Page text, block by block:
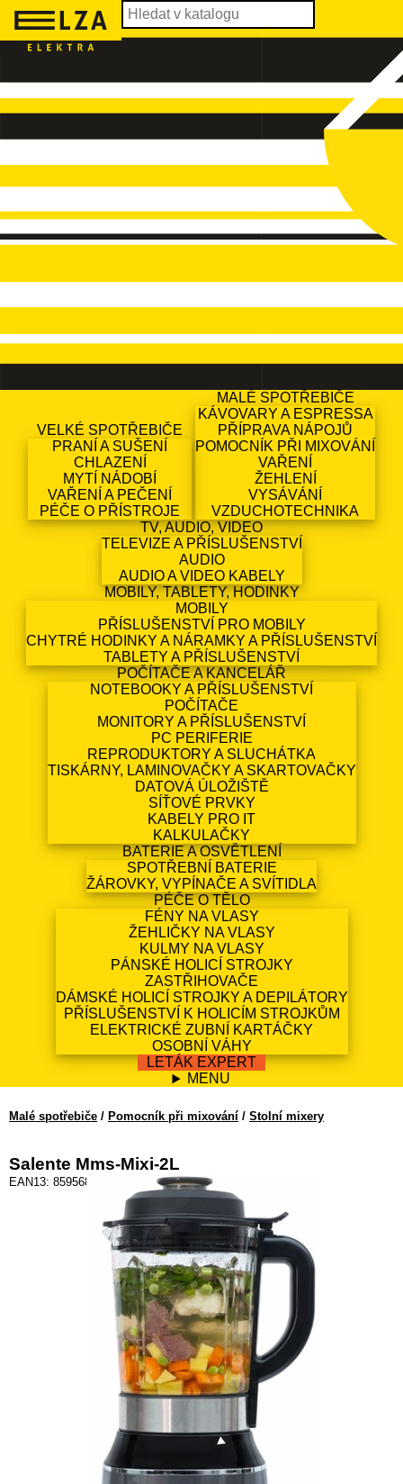
VELKÉ SPOTŘEBIČE
PRANÍ A SUŠENÍ
CHLAZENÍ
MYTÍ NÁDOBÍ
VAŘENÍ A PEČENÍ
PÉČE O PŘÍSTROJE
MALÉ SPOTŘEBIČE
KÁVOVARY A ESPRESSA
PŘÍPRAVA NÁPOJŮ
POMOCNÍK PŘI MIXOVÁNÍ
VAŘENÍ
ŽEHLENÍ
VYSÁVÁNÍ
VZDUCHOTECHNIKA
TV, AUDIO, VIDEO
TELEVIZE A PŘÍSLUŠENSTVÍ
AUDIO
AUDIO A VIDEO KABELY
MOBILY, TABLETY, HODINKY
MOBILY
PŘÍSLUŠENSTVÍ PRO MOBILY
CHYTRÉ HODINKY A NÁRAMKY A PŘÍSLUŠENSTVÍ
TABLETY A PŘÍSLUŠENSTVÍ
POČÍTAČE A KANCELÁŘ
NOTEBOOKY A PŘÍSLUŠENSTVÍ
POČÍTAČE
MONITORY A PŘÍSLUŠENSTVÍ
PC PERIFERIE
REPRODUKTORY A SLUCHÁTKA
TISKÁRNY, LAMINOVAČKY A SKARTOVAČKY
DATOVÁ ÚLOŽIŠTĚ
SÍŤOVÉ PRVKY
KABELY PRO IT
KALKULAČKY
BATERIE A OSVĚTLENÍ
SPOTŘEBNÍ BATERIE
ŽÁROVKY, VYPÍNAČE A SVÍTIDLA
PÉČE O TĚLO
FÉNY NA VLASY
ŽEHLIČKY NA VLASY
KULMY NA VLASY
PÁNSKÉ HOLICÍ STROJKY
ZASTŘIHOVAČE
DÁMSKÉ HOLICÍ STROJKY A DEPILÁTORY
PŘÍSLUŠENSTVÍ K HOLICÍM STROJKŮM
ELEKTRICKÉ ZUBNÍ KARTÁČKY
OSOBNÍ VÁHY
LETÁK EXPERT
MENU
Malé spotřebiče / Pomocník při mixování / Stolní mixery
Salente Mms-Mixi-2L
EAN13: 8595683202190